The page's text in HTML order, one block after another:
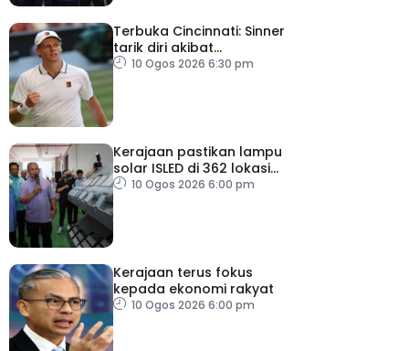
Terbuka Cincinnati: Sinner
tarik diri akibat
kecederaan lutut
10 Ogos 2026 6:30 pm
Kerajaan pastikan lampu
solar ISLED di 362 lokasi
berkualiti, selamat
10 Ogos 2026 6:00 pm
Kerajaan terus fokus
kepada ekonomi rakyat
10 Ogos 2026 6:00 pm